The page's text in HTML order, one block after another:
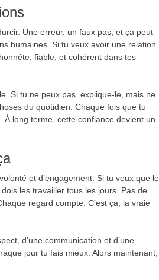
Une erreur, un faux pas, et ça peut
humaines. Si tu veux avoir une relation
fiable, et cohérent dans tes
Si tu ne peux pas, explique-le, mais ne
du quotidien. Chaque fois que tu
long terme, cette confiance devient un
et d’engagement. Si tu veux que le
les travailler tous les jours. Pas de
regard compte. C’est ça, la vraie
d’une communication et d’une
jour tu fais mieux. Alors maintenant,